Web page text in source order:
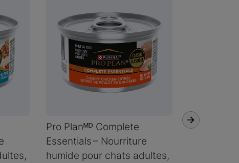
Pro Planᴹᴰ Complete
Essentials – Nourriture
humide pour chats adultes,
Pro